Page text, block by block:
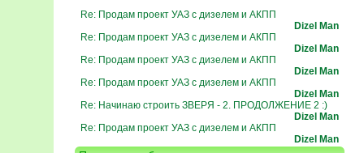
Re: Продам проект УАЗ с дизелем и АКПП
Dizel Man
Re: Продам проект УАЗ с дизелем и АКПП
Dizel Man
Re: Продам проект УАЗ с дизелем и АКПП
Dizel Man
Re: Продам проект УАЗ с дизелем и АКПП
Dizel Man
Re: Начинаю строить ЗВЕРЯ - 2. ПРОДОЛЖЕНИЕ 2 :)
Dizel Man
Re: Продам проект УАЗ с дизелем и АКПП
Dizel Man